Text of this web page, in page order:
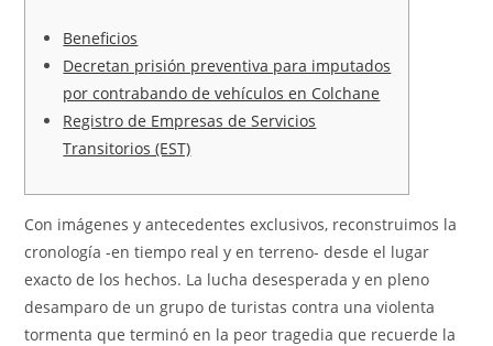
Beneficios
Decretan prisión preventiva para imputados
por contrabando de vehículos en Colchane
Registro de Empresas de Servicios
Transitorios (EST)
Con imágenes y antecedentes exclusivos, reconstruimos la
cronología -en tiempo real y en terreno- desde el lugar
exacto de los hechos. La lucha desesperada y en pleno
desamparo de un grupo de turistas contra una violenta
tormenta que terminó en la peor tragedia que recuerde la